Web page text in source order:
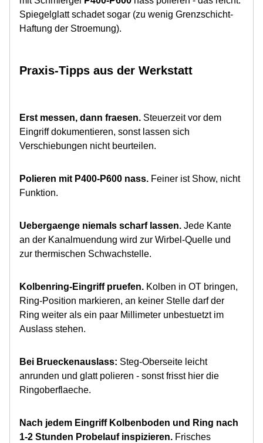
Spiegelglatt schadet sogar (zu wenig Grenzschicht-
Haftung der Stroemung).
Praxis-Tipps aus der Werkstatt
Erst messen, dann fraesen. Steuerzeit vor dem
Eingriff dokumentieren, sonst lassen sich
Verschiebungen nicht beurteilen.
Polieren mit P400-P600 nass. Feiner ist Show, nicht
Funktion.
Uebergaenge niemals scharf lassen. Jede Kante
an der Kanalmuendung wird zur Wirbel-Quelle und
zur thermischen Schwachstelle.
Kolbenring-Eingriff pruefen. Kolben in OT bringen,
Ring-Position markieren, an keiner Stelle darf der
Ring weiter als ein paar Millimeter unbestuetzt im
Auslass stehen.
Bei Brueckenauslass: Steg-Oberseite leicht
anrunden und glatt polieren - sonst frisst hier die
Ringoberflaeche.
Nach jedem Eingriff Kolbenboden und Ring nach
1-2 Stunden Probelauf inspizieren. Frisches